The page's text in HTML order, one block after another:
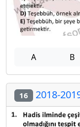
A B
16 2018-